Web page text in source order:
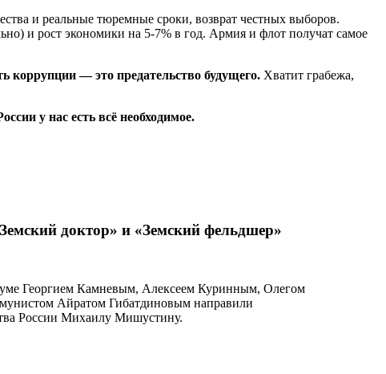
и реальные тюремные сроки, возврат честных выборов.
и рост экономики на 5-7% в год. Армия и флот получат самое
коррупции — это предательство будущего. Хватит грабежа,
у нас есть всё необходимое.
доктор» и «Земский фельдшер»
Георгием Камневым, Алексеем Куринным, Олегом
Айратом Гибатдиновым направили
России Михаилу Мишустину.